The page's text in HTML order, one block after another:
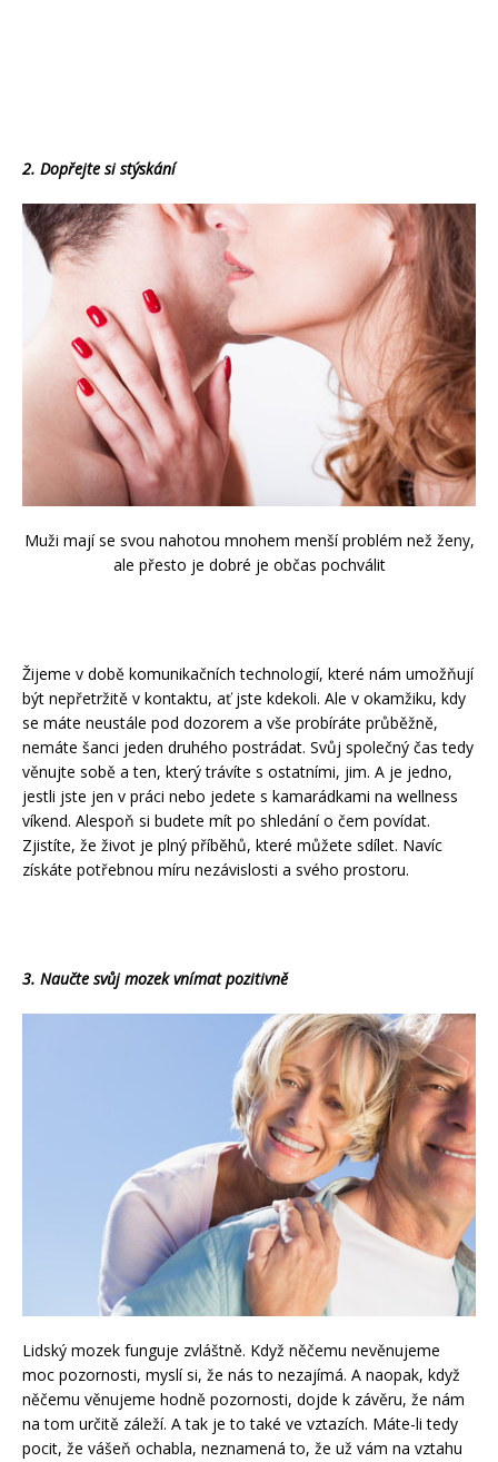
2. Dopřejte si stýskání
Muži mají se svou nahotou mnohem menší problém než ženy,
ale přesto je dobré je občas pochválit
Žijeme v době komunikačních technologií, které nám umožňují
být nepřetržitě v kontaktu, ať jste kdekoli. Ale v okamžiku, kdy
se máte neustále pod dozorem a vše probíráte průběžně,
nemáte šanci jeden druhého postrádat. Svůj společný čas tedy
věnujte sobě a ten, který trávíte s ostatními, jim. A je jedno,
jestli jste jen v práci nebo jedete s kamarádkami na wellness
víkend. Alespoň si budete mít po shledání o čem povídat.
Zjistíte, že život je plný příběhů, které můžete sdílet. Navíc
získáte potřebnou míru nezávislosti a svého prostoru.
3. Naučte svůj mozek vnímat pozitivně
Lidský mozek funguje zvláštně. Když něčemu nevěnujeme
moc pozornosti, myslí si, že nás to nezajímá. A naopak, když
něčemu věnujeme hodně pozornosti, dojde k závěru, že nám
na tom určitě záleží. A tak je to také ve vztazích. Máte-li tedy
pocit, že vášeň ochabla, neznamená to, že už vám na vztahu